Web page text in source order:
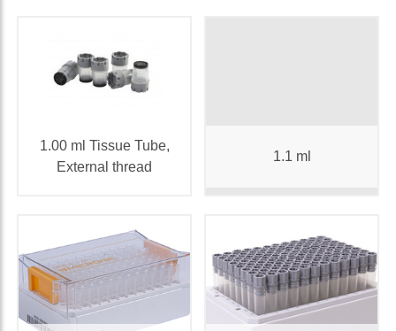
1.00 ml Tissue Tube,
External thread
1.1 ml